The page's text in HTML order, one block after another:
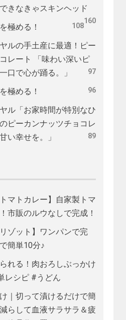
きなきゃスキンヘッド
160
極める！ 108
ルの手土産に最適！ピー
レート 「味わい深いピ
口で心が踊る。」
97
極める！ 96
ル「お家時間が特別なひ
ピーカンナッツチョコレ
い幸せを。」
89
マトカレー】自家製トマ
市販のルウなしで完成！
ゾット】ワンパンで完
簡単10分♪
れる！肉おろしぶっかけ
シピ #うどん
｜切って漬けるだけで簡
らして血液サラサラ＆疲